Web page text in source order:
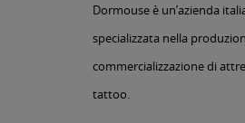
Dormouse è un’azienda
specializzata nella
commercializzazione di
tattoo.